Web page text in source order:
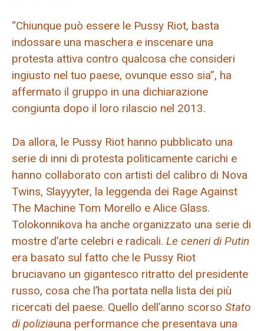
“Chiunque può essere le Pussy Riot, basta
indossare una maschera e inscenare una
protesta attiva contro qualcosa che consideri
ingiusto nel tuo paese, ovunque esso sia”, ha
affermato il gruppo in una dichiarazione
congiunta dopo il loro rilascio nel 2013.
Da allora, le Pussy Riot hanno pubblicato una
serie di inni di protesta politicamente carichi e
hanno collaborato con artisti del calibro di Nova
Twins, Slayyyter, la leggenda dei Rage Against
The Machine Tom Morello e Alice Glass.
Tolokonnikova ha anche organizzato una serie di
mostre d’arte celebri e radicali. Le ceneri di Putin
era basato sul fatto che le Pussy Riot
bruciavano un gigantesco ritratto del presidente
russo, cosa che l’ha portata nella lista dei più
ricercati del paese. Quello dell’anno scorso Stato
di poliziauna performance che presentava una